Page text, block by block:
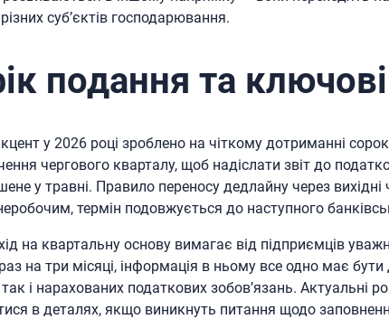
суб’єктів господарювання.
подання та
у 2026 році зроблено на чіткому дотриманні
чергового кварталу, щоб надіслати звіт до
у травні. Правило переносу дедлайну через
термін подовжується до наступного
на квартальну основу вимагає від підприємців
на три місяці, інформація в ньому все одно має
так і нарахованих податкових зобов’язань. Актуальні
в деталях, якщо виникнуть питання щодо